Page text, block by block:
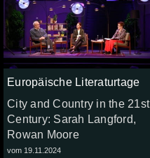
Europäische Literaturtage
City and Country in the 21st
Century: Sarah Langford,
Rowan Moore
vom 19.11.2024